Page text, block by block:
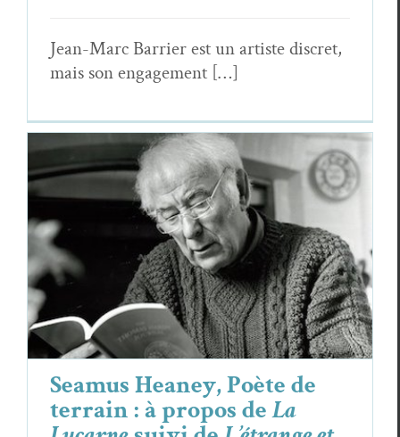
Jean-Marc Bar­ri­er est un artiste dis­cret,
mais son engagement […]
Seamus Heaney, Poète de terrain : à
propos de La Lucarnesuivi de
L’étrange et
le connu
Essais & Chroniques Sea­mus Heaney
Seamus Heaney, Poète de
terrain : à propos deLa